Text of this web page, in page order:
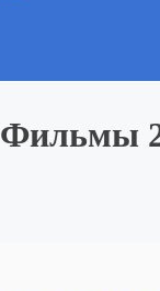
Фильмы